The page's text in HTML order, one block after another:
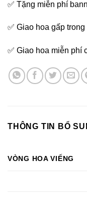
✅ Tặng miễn phí
✅ Giao hoa gấp
✅ Giao hoa miễn phí
THÔNG TIN BỔ
VÒNG HOA VIẾNG